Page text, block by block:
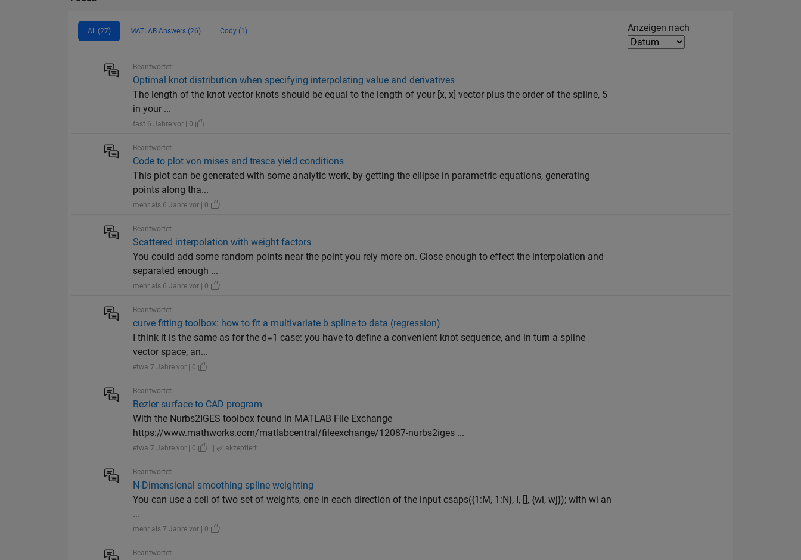
All (27) MATLAB Answers (26) Cody (1) Filter2
Anzeigen nach
Beantwortet
Optimal knot distribution when specifying interpolating value and derivatives
The length of the knot vector knots should be equal to the length of your [x, x] vector plus the order of the spline, 5
in your ...
fast 6 Jahre vor | 0
Beantwortet
Code to plot von mises and tresca yield conditions
This plot can be generated with some analytic work, by getting the ellipse in parametric equations, generating
points along tha...
mehr als 6 Jahre vor | 0
Beantwortet
Scattered interpolation with weight factors
You could add some random points near the point you rely more on. Close enough to effect the interpolation and
separated enough ...
mehr als 6 Jahre vor | 0
Beantwortet
curve fitting toolbox: how to fit a multivariate b spline to data (regression)
I think it is the same as for the d=1 case: you have to define a convenient knot sequence, and in turn a spline
vector space, an...
etwa 7 Jahre vor | 0
Beantwortet
Bezier surface to CAD program
With the Nurbs2IGES toolbox found in MATLAB File Exchange
https://www.mathworks.com/matlabcentral/fileexchange/12087-nurbs2iges ...
etwa 7 Jahre vor | 0 | akzeptiert
Beantwortet
N-Dimensional smoothing spline weighting
You can use a cell of two set of weights, one in each direction of the input csaps({1:M, 1:N}, I, [], {wi, wj}); with wi an
...
mehr als 7 Jahre vor | 0
Beantwortet